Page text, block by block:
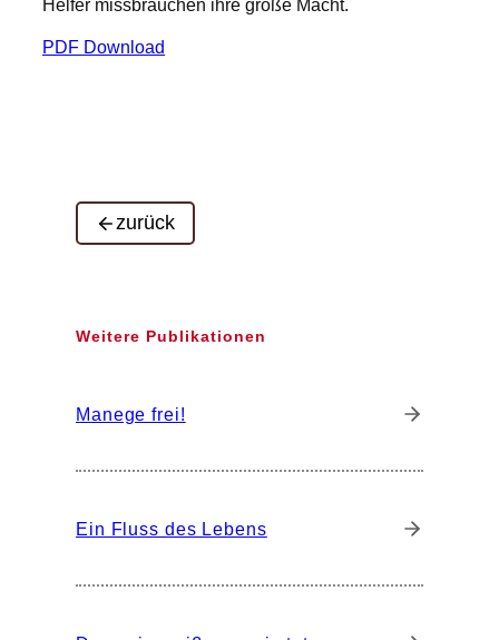
Helfer missbrauchen ihre große Macht.
PDF Download
zurück
Weitere Publikationen
Manege frei!
Ein Fluss des Lebens